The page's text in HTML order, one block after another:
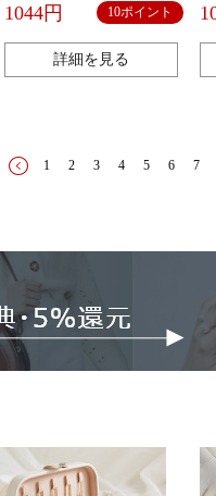
1044円 10ポイント
詳細を見る
1 2 3 4 5 6 7